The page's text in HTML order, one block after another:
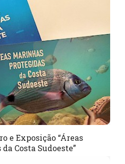
e Exposição “Áreas
Costa Sudoeste”